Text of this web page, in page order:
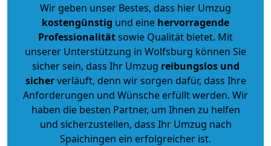
Wir geben unser Bestes, dass hier Umzug
kostengünstig und eine hervorragende
Professionalitätsowie Qualität bietet. Mit
unserer Unterstützung in Wolfsburg können Sie
sicher sein, dass Ihr Umzug reibungslos und
sicherverläuft, denn wir sorgen dafür, dass Ihre
Anforderungen und Wünsche erfüllt werden. Wir
haben die besten Partner, um Ihnen zu helfen
und sicherzustellen, dass Ihr Umzug nach
Spaichingen ein erfolgreicher ist.